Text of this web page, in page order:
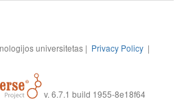
universitetas | Privacy Policy |
v. 6.7.1 build 1955-8e18f64